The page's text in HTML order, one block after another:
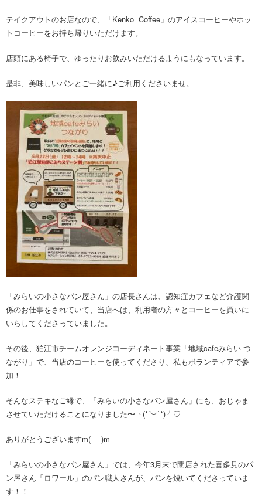
テイクアウトのお店なので、「Kenko Coffee」のアイスコーヒーやホッ
トコーヒーをお持ち帰りいただけます。
店頭にある椅子で、ゆったりお飲みいただけるようにもなっています。
是非、美味しいパンとご一緒に♪ご利用くださいませ。
「みらいの小さなパン屋さん」の店長さんは、認知症カフェなど介護関
係のお仕事をされていて、当店へは、利用者の方々とコーヒーを買いに
いらしてくださっていました。
その後、狛江市チームオレンジコーディネート事業「地域cafeみらい つ
ながり」で、当店のコーヒーを使ってくださり、私もボランティアで参
加！
そんなステキなご縁で、「みらいの小さなパン屋さん」にも、おじゃま
させていただけることになりました〜╰(*´︶`*)╯♡
ありがとうございますm(_ _)m
「みらいの小さなパン屋さん」では、今年3月末で閉店された喜多見のパ
ン屋さん「ロワール」のパン職人さんが、パンを焼いてくださっていま
す！！